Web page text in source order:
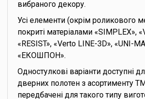
вибраного декору.
Усі елементи (окрім роликового
покриті матеріалами «SIMPLEX»,
«RESIST», «Verto LINE-3D», «UNI-
«ЕКОШПОН».
Одностулкові варіанти доступні
дверних полотен з асортименту
передбачені для такого типу